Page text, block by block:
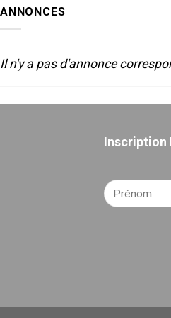
ANNONCES
Il n'y a pas d'annonce
Inscription